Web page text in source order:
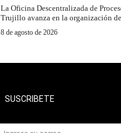
La Oficina Descentralizada de
Trujillo avanza en la organización de
8 de agosto de 2026
SUSCRIBETE